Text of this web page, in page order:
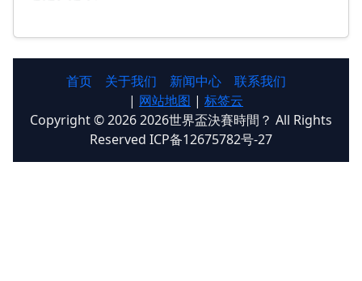
首页 关于我们 新闻中心
联系我们
| 网站地图 | 标签云
Copyright © 2026 2026世界盃決賽時間？ All Rights
Reserved ICP备12675782号-27